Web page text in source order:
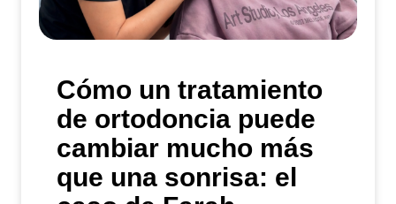
Cómo un tratamiento
de ortodoncia puede
cambiar mucho más
que una sonrisa: el